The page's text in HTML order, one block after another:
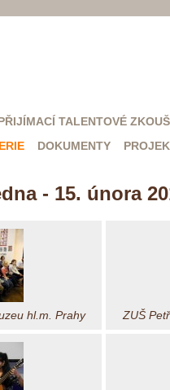
TALENTOVÉ
DOKUMENTY
- 15. února
hl.m. Prahy ZUŠ